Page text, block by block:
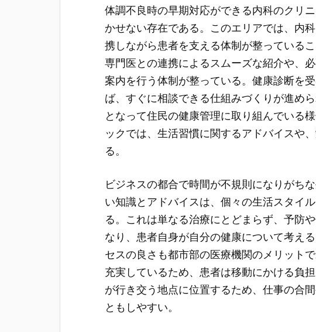
体調不良時の早期対応ができる内科のクリ
かせない存在である。このエリアでは、内
携しながら患者を支える体制が整っている
専門医との連携によるスムーズな紹介や、
案内を行う体制が整っている。健康診断を
ば、すぐに相談できる仕組みづくりが進め
となって住民の健康管理に取り組んでいる
ックでは、生活習慣に関するアドバイスや
る。
ビジネスの都合で時間が不規則になりがち
い知識とアドバイスは、個々の生活スタイ
る。これは単なる治療にとどまらず、予防
なり、患者自身が自分の健康について考え
セスの良さも都市部の医療機関のメリット
充実しているため、患者は移動にかける負
が行き交う地点に位置するため、仕事の合
ともしやすい。